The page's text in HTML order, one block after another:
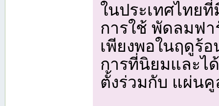
ในประเทศไทย
การใช้ พัดลมฟา
เพียงพอในฤดูร้
การที่นิยมและไ
ตั้งร่วมกับ แผ่นคู